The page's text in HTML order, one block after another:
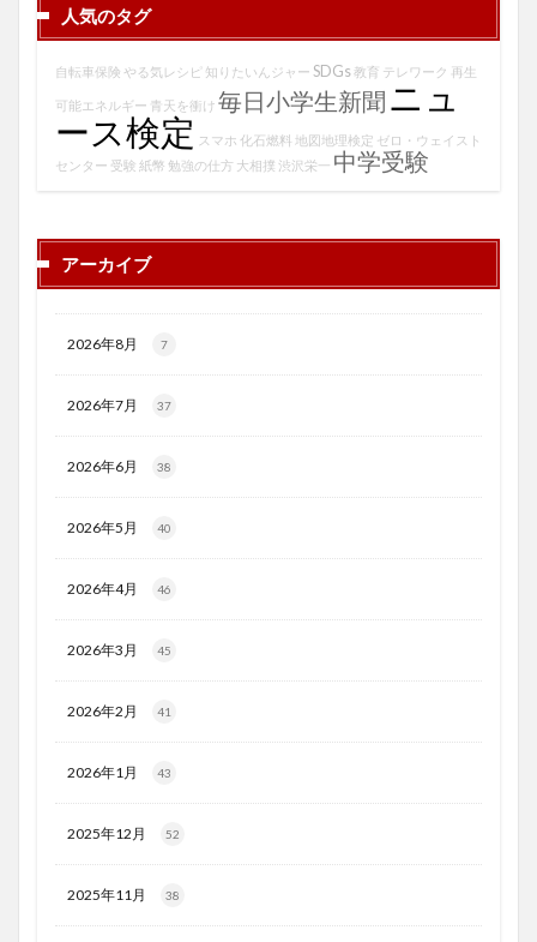
人気のタグ
自転車保険 やる気レシピ 知りたいんジャー SDGs教育 テレワーク 再生
可能エネルギー 青天を衝け 毎日小学生新聞 ニュ
ース検定 スマホ 化石燃料 地図地理検定 ゼロ・ウェイスト
センター 受験 紙幣 勉強の仕方 大相撲 渋沢栄一 中学受験
アーカイブ
2026年8月 7
2026年7月 37
2026年6月 38
2026年5月 40
2026年4月 46
2026年3月 45
2026年2月 41
2026年1月 43
2025年12月 52
2025年11月 38